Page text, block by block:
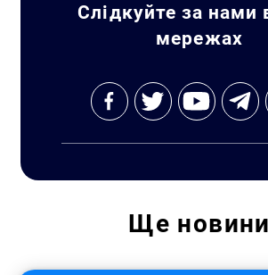
Слідкуйте за нами
мережах
Ще новини